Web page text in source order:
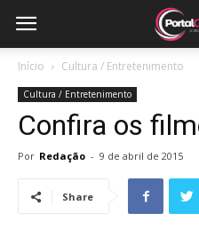
Início Cultura / Entretenimento
Cultura / Entretenimento
Confira os
Por Redação - 9 de abril de 2015
Share